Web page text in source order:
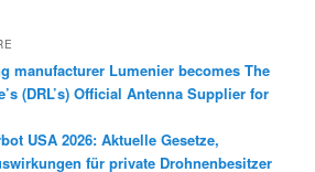
manufacturer Lumenier becomes The
(DRL’s) Official Antenna Supplier for
USA 2026: Aktuelle Gesetze,
für private Drohnenbesitzer